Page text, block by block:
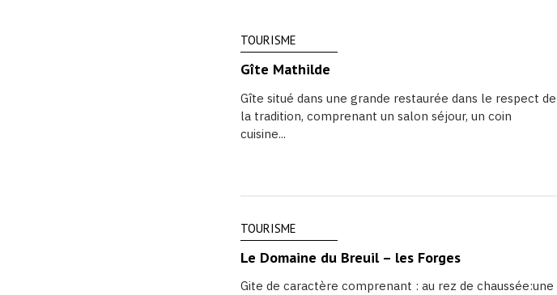
TOURISME
Gîte Mathilde
Gîte situé dans une grande restaurée dans le respect de
la tradition, comprenant un salon séjour, un coin
cuisine...
TOURISME
Le Domaine du Breuil – les Forges
Gite de caractère comprenant : au rez de chaussée:une